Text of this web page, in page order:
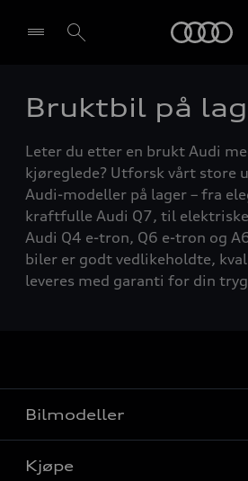
Velg forhandler
Bruktbil på
Leter du etter en brukt Audi
kjøreglede? Utforsk vårt store
Audi-modeller på lager – fra
kraftfulle Audi Q7, til
Audi Q4 e-tron, Q6 e-tron og
biler er godt vedlikeholdte,
leveres med garanti for din
Bilmodeller
Finn din Audi
Kjøpe